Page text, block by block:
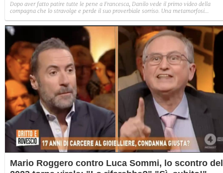
Dopo aver fatto patire tutte le pene a Francesca, Danilo vede il primo video della
compagna che lo stravolge e perde il suo proverbiale sorriso. Una metamorfosi
Mario Roggero contro Luca Sommi, lo scontro del